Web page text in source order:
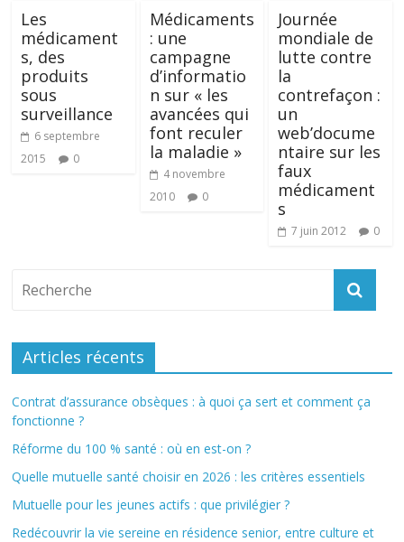
Les
médicament
s, des
produits
sous
surveillance
6 septembre
2015
0
Médicaments
: une
campagne
d’informatio
n sur « les
avancées qui
font reculer
la maladie »
4 novembre
2010
0
Journée
mondiale de
lutte contre
la
contrefaçon :
un
web’docume
ntaire sur les
faux
médicament
s
7 juin 2012 0
Articles récents
Contrat d’assurance obsèques : à quoi ça sert et comment ça
fonctionne ?
Réforme du 100 % santé : où en est-on ?
Quelle mutuelle santé choisir en 2026 : les critères essentiels
Mutuelle pour les jeunes actifs : que privilégier ?
Redécouvrir la vie sereine en résidence senior, entre culture et